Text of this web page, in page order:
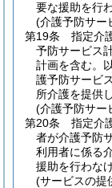
要な援助を行
(介護予防サー
第19条
指定介
予防サービス
計画を含む。
護予防サービ
所介護を提供
(介護予防サー
第20条
指定介
者が介護予防
利用者に係る
援助を行わな
(サービスの提